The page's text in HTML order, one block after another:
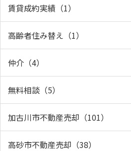
賃貸成約実績（1）
高齢者住み替え（1）
仲介（4）
無料相談（5）
加古川市不動産売却（101）
高砂市不動産売却（38）